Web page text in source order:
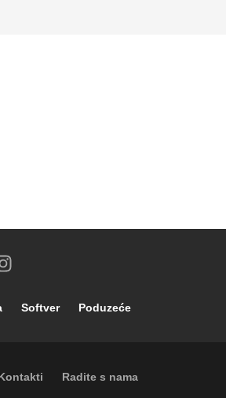
Softver Poduzeće
navigationRadite s nama